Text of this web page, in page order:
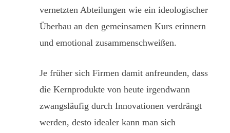
vernetzten Abteilungen wie ein ideologischer
Überbau an den gemeinsamen Kurs erinnern
und emotional zusammenschweißen.
Je früher sich Firmen damit anfreunden, dass
die Kernprodukte von heute irgendwann
zwangsläufig durch Innovationen verdrängt
werden, desto idealer kann man sich